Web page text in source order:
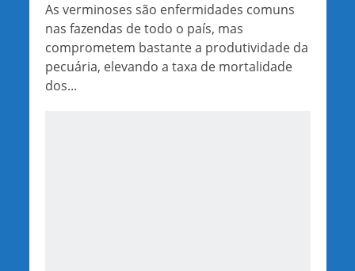
As verminoses são enfermidades comuns
nas fazendas de todo o país, mas
comprometem bastante a produtividade da
pecuária, elevando a taxa de mortalidade
dos...